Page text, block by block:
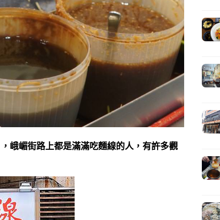
峨嵋街路上都是滿滿吃麵線的人，有許多觀